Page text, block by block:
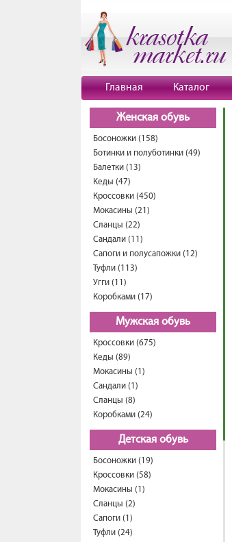
Главная Каталог
Женская обувь
Босоножки (158)
Ботинки и полуботинки (49)
Балетки (13)
Кеды (47)
Кроссовки (450)
Мокасины (21)
Сланцы (22)
Сандали (11)
Сапоги и полусапожки (12)
Туфли (113)
Угги (11)
Коробками (17)
Мужская обувь
Кроссовки (675)
Кеды (89)
Мокасины (1)
Сандали (1)
Сланцы (8)
Коробками (24)
Детская обувь
Босоножки (19)
Кроссовки (58)
Мокасины (1)
Сланцы (2)
Сапоги (1)
Туфли (24)